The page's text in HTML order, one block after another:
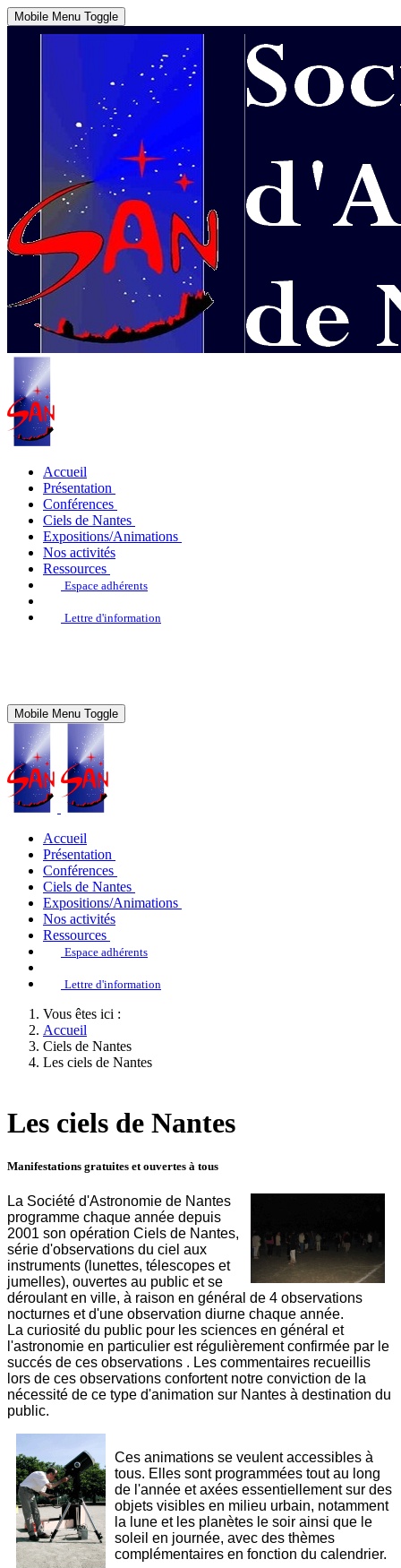
Mobile Menu Toggle
Accueil
Présentation
Conférences
Ciels de Nantes
Expositions/Animations
Nos activités
Ressources
Espace adhérents
Lettre d'information
Mobile Menu Toggle
Accueil
Présentation
Conférences
Ciels de Nantes
Expositions/Animations
Nos activités
Ressources
Espace adhérents
Lettre d'information
Vous êtes ici :
Accueil
Ciels de Nantes
Les ciels de Nantes
Les ciels de Nantes
Manifestations gratuites et ouvertes à tous
La Société d'Astronomie de Nantes
programme chaque année depuis
2001 son opération Ciels de Nantes,
série d'observations du ciel aux
instruments (lunettes, télescopes et
jumelles), ouvertes au public et se
déroulant en ville, à raison en général de 4 observations
nocturnes et d'une observation diurne chaque année.
La curiosité du public pour les sciences en général et
l'astronomie en particulier est régulièrement confirmée par le
succés de ces observations . Les commentaires recueillis
lors de ces observations confortent notre conviction de la
nécessité de ce type d'animation sur Nantes à destination du
public.
Ces animations se veulent accessibles à
tous. Elles sont programmées tout au long
de l'année et axées essentiellement sur des
objets visibles en milieu urbain, notamment
la lune et les planètes le soir ainsi que le
soleil en journée, avec des thèmes
complémentaires en fonction du calendrier.